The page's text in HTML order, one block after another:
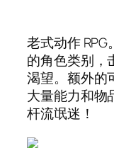
老式动作
的角色类别，
渴望。额外的
大量能力和物
杆流氓迷！